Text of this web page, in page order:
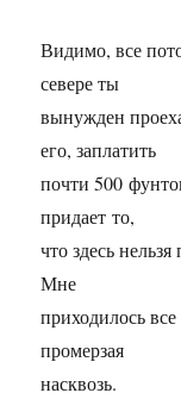
Видимо, все
севере ты
вынужден
его, заплатить
почти 500
придает то,
что здесь
Мне
приходилось
промерзая
насквозь.